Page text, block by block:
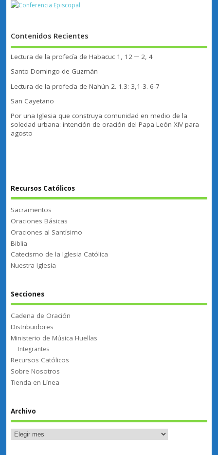
Contenidos Recientes
Lectura de la profecía de Habacuc 1, 12 ─ 2, 4
Santo Domingo de Guzmán
Lectura de la profecía de Nahún 2. 1.3: 3,1-3. 6-7
San Cayetano
Por una Iglesia que construya comunidad en medio de la
soledad urbana: intención de oración del Papa León XIV para
agosto
Recursos Católicos
Sacramentos
Oraciones Básicas
Oraciones al Santísimo
Biblia
Catecismo de la Iglesia Católica
Nuestra Iglesia
Secciones
Cadena de Oración
Distribuidores
Ministerio de Música Huellas
Integrantes
Recursos Católicos
Sobre Nosotros
Tienda en Línea
Archivo